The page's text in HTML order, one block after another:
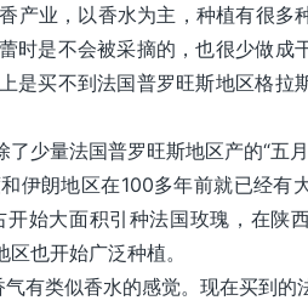
产业，以香水为主，种植有很多
时是不会被采摘的，也很少做成
是买不到法国普罗旺斯地区格拉
少量法国普罗旺斯地区产的“五
伊朗地区在100多年前就已经有
始大面积引种法国玫瑰，在陕
也开始广泛种植。
有类似香水的感觉。现在买到的